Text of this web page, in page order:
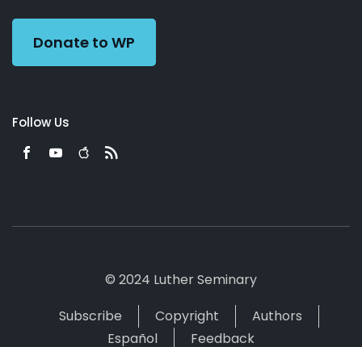
Donate to WP
Follow Us
© 2024 Luther Seminary
Subscribe
Copyright
Authors
Español
Feedback